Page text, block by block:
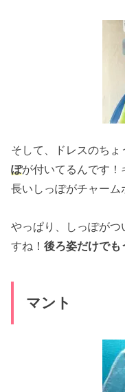
そして、ドレスのちょ
ぽが付いてるんです！
長いしっぽがチャーム
やっぱり、しっぽがつ
すね！後ろ姿だけでも
マント